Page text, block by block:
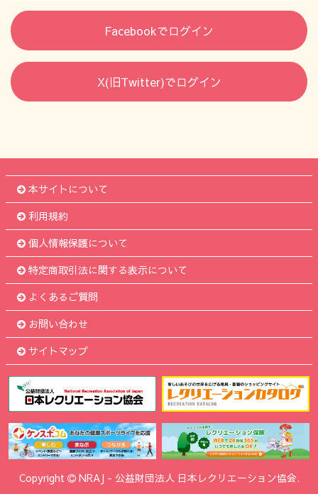
Facebookでログイン
X(旧Twitter)でログイン
本サイトについて
利用規約
個人情報保護について
特定商取引法に関する表示について
よくあるご質問
お問い合わせ
サイトマップ
Copyright NRAJ - 公益財団法人 日本レクリエーション協会.